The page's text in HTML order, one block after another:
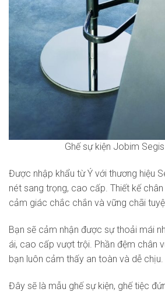
Ghế sự kiện Jobim
Được nhập khẩu từ Ý với thương hiệu
nét sang trọng, cao cấp. Thiết kế
cảm giác chắc chắn và vững chãi
Bạn sẽ cảm nhận được sự thoải mái
ái, cao cấp vượt trội. Phần đệm chân
bạn luôn cảm thấy an toàn và dễ chịu.
Đây sẽ là mẫu ghế sự kiện, ghế tiệc